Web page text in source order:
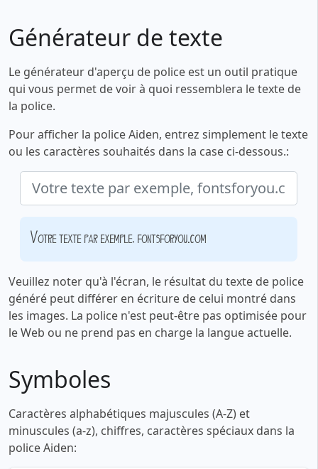
Générateur de texte
Le générateur d'aperçu de police est un outil pratique
qui vous permet de voir à quoi ressemblera le texte de
la police.
Pour afficher la police Aiden, entrez simplement le texte
ou les caractères souhaités dans la case ci-dessous.:
Votre texte par exemple, fontsforyou.com
Veuillez noter qu'à l'écran, le résultat du texte de police
généré peut différer en écriture de celui montré dans
les images. La police n'est peut-être pas optimisée pour
le Web ou ne prend pas en charge la langue actuelle.
Symboles
Caractères alphabétiques majuscules (A-Z) et
minuscules (a-z), chiffres, caractères spéciaux dans la
police Aiden: